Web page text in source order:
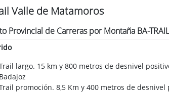
Valle de Matamoros
Provincial de Carreras por Montaña BA-TRAIL
largo. 15 km y 800 metros de desnivel
Badajoz
promoción. 8,5 Km y 400 metros de